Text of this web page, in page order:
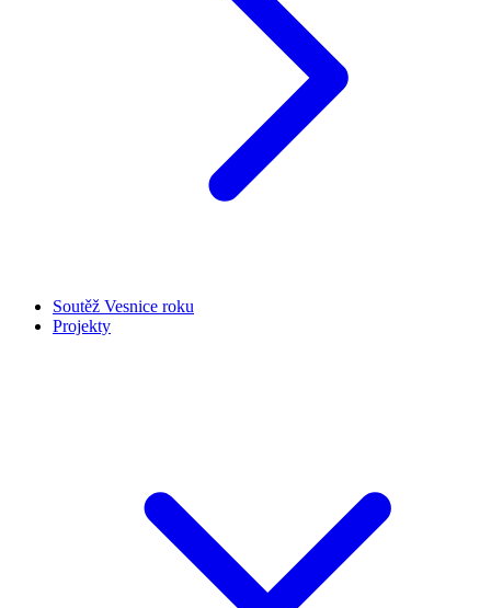
Soutěž Vesnice roku
Projekty